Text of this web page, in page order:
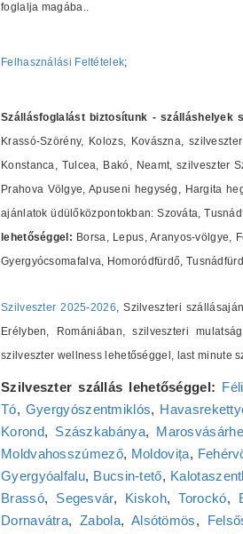
foglalja magába..
Felhasználási Feltételek;
Szállásfoglalást biztosítunk - szálláshelyek
Krassó-Szörény, Kolozs, Kovászna,
Konstanca, Tulcea, Bakó, Neamt, szilveszter
Prahova Völgye, Apuseni hegység, Hargita
ajánlatok üdülőközpontokban: Szováta,
lehetőséggel: Borsa, Lepus, Aranyos-völgye,
Gyergyócsomafalva, Homoródfürdő,
Szilveszter 2025-2026, Szilveszteri
Erélyben, Romániában, szilveszteri
szilveszter wellness lehetőséggel, last minute
Szilveszter szállás lehetőséggel:
Tó, Gyergyószentmiklós,
Korond, Szászkabánya,
Moldvahosszúmező, Moldovița,
Gyergyóalfalu, Bucsin-tető,
Brassó, Segesvár, Kiskoh,Torockó,
Dornavátra,Zabola, Alsótömös,